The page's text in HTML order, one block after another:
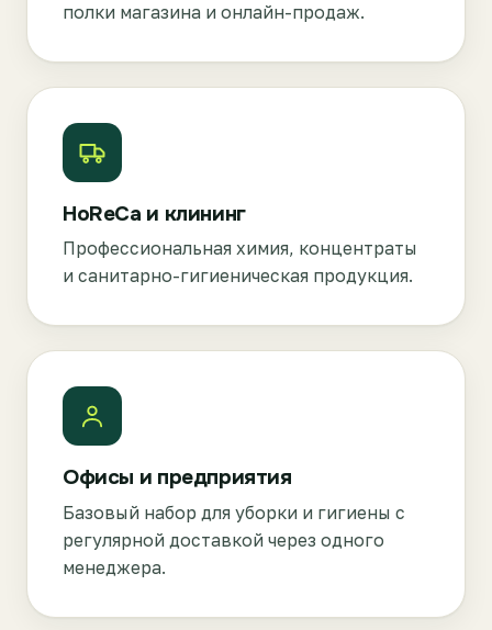
полки магазина и онлайн-продаж.
HoReCa и клининг
Профессиональная химия, концентраты
и санитарно-гигиеническая продукция.
Офисы и предприятия
Базовый набор для уборки и гигиены с
регулярной доставкой через одного
менеджера.